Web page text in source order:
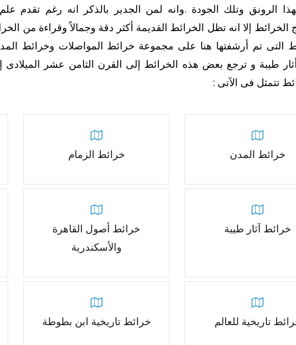
الرونق وتلك الجودة .وانه لمن الجدير بالذكر انه رغم تقدم علم
الخرائط إلا انه تظل الخرائط القديمة أكثر دقة وجمالاً وقراءة من
التى تم أرشفتها هنا على مجموعة خرائط المواصلات وخرائط
تتمثل فى الآتى :
خرائط المدن خرائط الزمام
خرائط آثار طيبة
خرائط أصول القاهرة
والأسكندرية
تاريخية للعالم خرائط تاريخية ابن بطوطة